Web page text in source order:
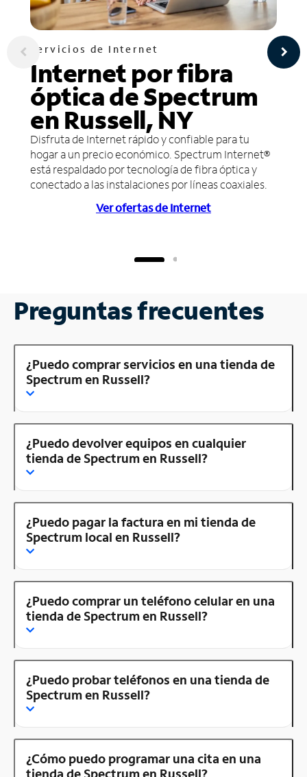
Servicios de Internet
Internet por fibra
óptica de Spectrum
en Russell, NY
Disfruta de Internet rápido y confiable para tu
hogar a un precio económico. Spectrum Internet®
está respaldado por tecnología de fibra óptica y
conectado a las instalaciones por líneas coaxiales.
Ver ofertas de Internet
Preguntas frecuentes
¿Puedo comprar servicios en una tienda de
Spectrum en Russell?
¿Puedo devolver equipos en cualquier
tienda de Spectrum en Russell?
¿Puedo pagar la factura en mi tienda de
Spectrum local en Russell?
¿Puedo comprar un teléfono celular en una
tienda de Spectrum en Russell?
¿Puedo probar teléfonos en una tienda de
Spectrum en Russell?
¿Cómo puedo programar una cita en una
tienda de Spectrum en Russell?